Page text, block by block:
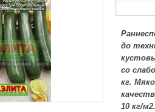
до
со
кг.
10кг/м2